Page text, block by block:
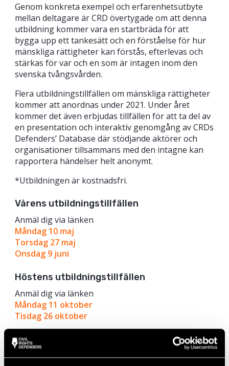
Genom konkreta exempel och erfarenhetsutbyte
mellan deltagare är CRD övertygade om att denna
utbildning kommer vara en startbräda för att
bygga upp ett tankesätt och en förståelse för hur
mänskliga rättigheter kan förstås, efterlevas och
stärkas för var och en som är intagen inom den
svenska tvångsvården.
Flera utbildningstillfällen om mänskliga rättigheter
kommer att anordnas under 2021. Under året
kommer det även erbjudas tillfällen för att ta del av
en presentation och interaktiv genomgång av CRDs
Defenders’ Database där stödjande aktörer och
organisationer tillsammans med den intagne kan
rapportera händelser helt anonymt.
*Utbildningen är kostnadsfri.
Vårens utbildningstillfällen
Anmäl dig via länken
Måndag 10 maj
Torsdag 27 maj
Onsdag 9 juni
Höstens utbildningstillfällen
Anmäl dig via länken
Måndag 11 oktober
Tisdag 26 oktober